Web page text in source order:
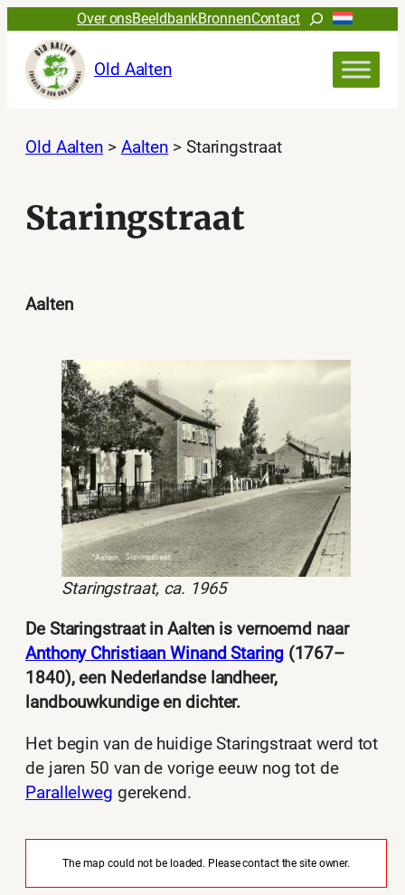
naar
inhoud
Over onsBeeldbankBronnenContactZoeken
Old Aalten
Old Aalten > Aalten > Staringstraat
Staringstraat
Aalten
Staringstraat, ca. 1965
De Staringstraat in Aalten is vernoemd naar
Anthony Christiaan Winand Staring(1767–
1840), een Nederlandse landheer,
landbouwkundige en dichter.
Het begin van de huidige Staringstraat werd tot
de jaren 50 van de vorige eeuw nog tot de
Parallelweg gerekend.
The map could not be loaded. Please contact the site owner.